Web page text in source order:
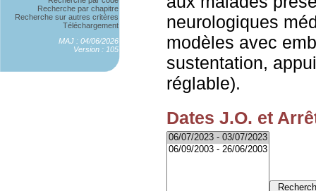
Recherche par chapitre
Recherche sur autres critères
Téléchargement
MAJ : 04/06/2026
Version : 105
neurologiques
modèles avec
sustentation,
réglable).
Dates J.O. et